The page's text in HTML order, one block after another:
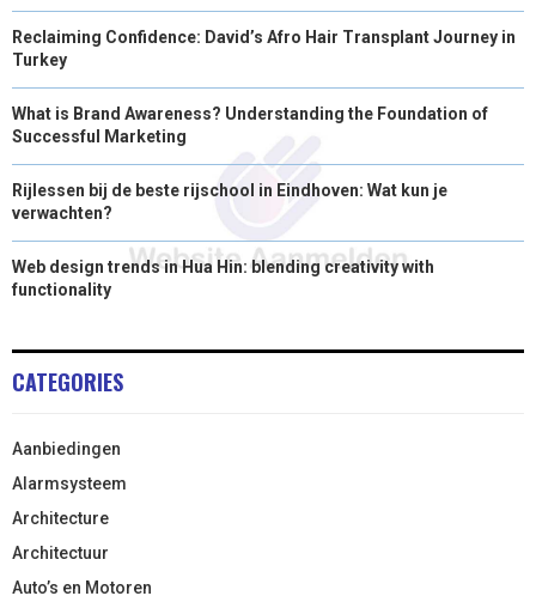
Reclaiming Confidence: David’s Afro Hair Transplant Journey in
Turkey
What is Brand Awareness? Understanding the Foundation of
Successful Marketing
Rijlessen bij de beste rijschool in Eindhoven: Wat kun je
verwachten?
Web design trends in Hua Hin: blending creativity with
functionality
CATEGORIES
Aanbiedingen
Alarmsysteem
Architecture
Architectuur
Auto’s en Motoren